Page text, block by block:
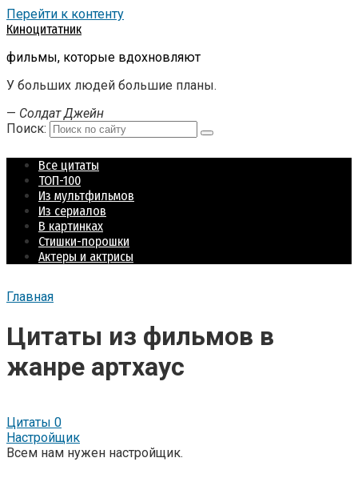
Перейти к контенту
Киноцитатник
фильмы, которые вдохновляют
У больших людей большие планы.
— Солдат Джейн
Поиск:
Все цитаты
ТОП-100
Из мультфильмов
Из сериалов
В картинках
Стишки-порошки
Актеры и актрисы
Главная
Цитаты из фильмов в
жанре артхаус
Цитаты 0
Настройщик
Всем нам нужен настройщик.